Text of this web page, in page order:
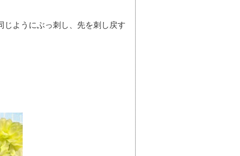
ようにぶっ刺し、先を刺し戻す